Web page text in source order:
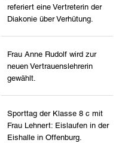
referiert eine Vertreterin der
Diakonie über Verhütung.
Frau Anne Rudolf wird zur
neuen Vertrauenslehrerin
gewählt.
Sporttag der Klasse 8 c mit
Frau Lehnert: Eislaufen in der
Eishalle in Offenburg.